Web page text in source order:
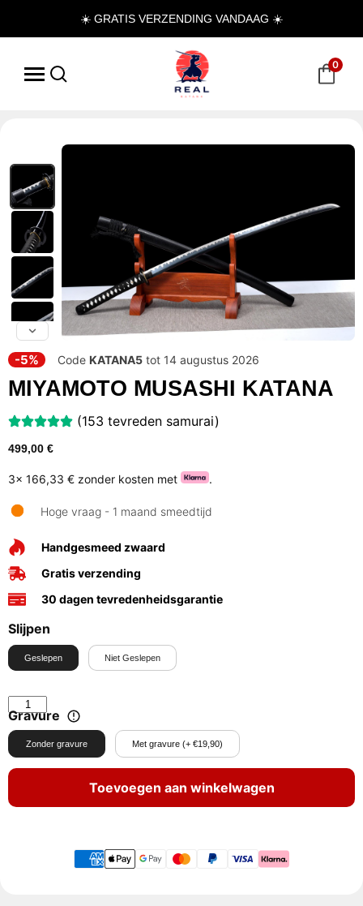
☀️ GRATIS VERZENDING VANDAAG ☀️
0
-5% Code KATANA5 tot 14 augustus 2026
MIYAMOTO MUSASHI KATANA
(153 tevreden samurai)
499,00 €
3x 166,33 € zonder kosten met .
Hoge vraag - 1 maand smeedtijd
Handgesmeed zwaard
Gratis verzending
30 dagen tevredenheidsgarantie
Slijpen
Geslepen Niet Geslepen
Gravure
Zonder gravure Met gravure (+ €19,90)
Toevoegen aan winkelwagen